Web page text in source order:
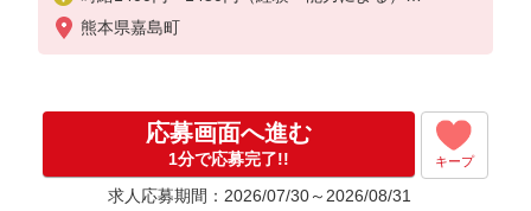
※残業代支給
★交通費別途支給（規定あり）
入社祝い金10万円支給(規定有)
お友達を紹介頂くと,
インセンティブ支給(規定有)
熊本県嘉島町
応募画面へ進む
1分で応募完了!! キープ
求人応募期間：2026/07/30～2026/08/31